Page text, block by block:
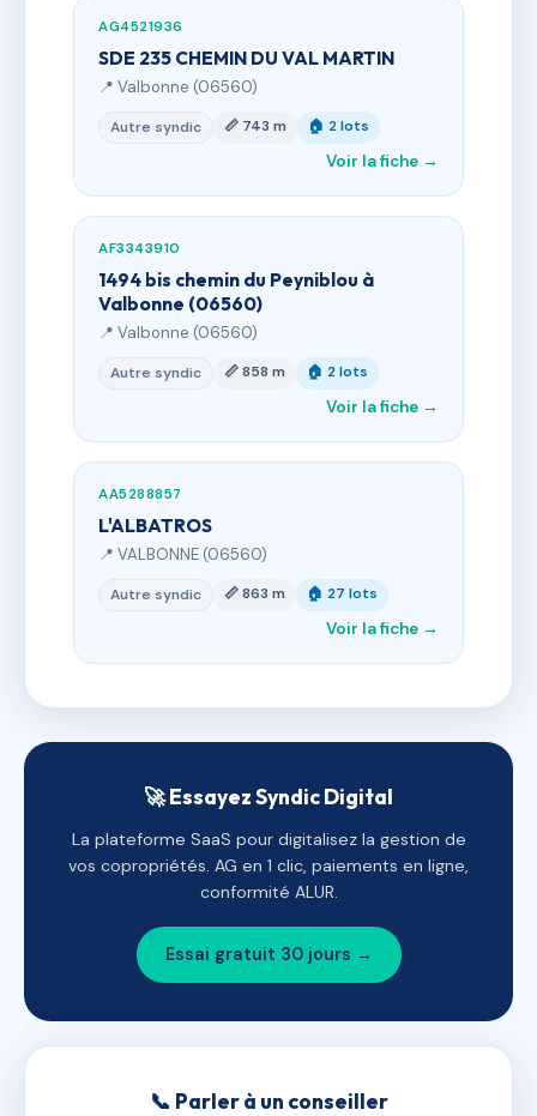
AG4521936
SDE 235 CHEMIN DU VAL MARTIN
📍 Valbonne (06560)
Autre syndic 📏 743 m 🏠 2 lots
Voir la fiche →
AF3343910
1494 bis chemin du Peyniblou à
Valbonne (06560)
📍 Valbonne (06560)
Autre syndic 📏 858 m 🏠 2 lots
Voir la fiche →
AA5288857
L'ALBATROS
📍 VALBONNE (06560)
Autre syndic 📏 863 m 🏠 27 lots
Voir la fiche →
🚀 Essayez Syndic Digital
La plateforme SaaS pour digitalisez la gestion de
vos copropriétés. AG en 1 clic, paiements en ligne,
conformité ALUR.
Essai gratuit 30 jours →
📞 Parler à un conseiller